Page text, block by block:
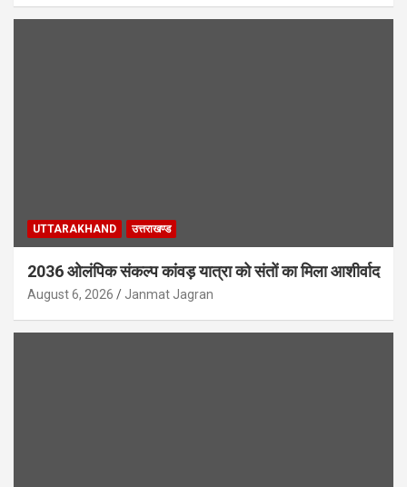
UTTARAKHAND उत्तराखण्ड
2036 ओलंपिक संकल्प कांवड़ यात्रा को संतों का मिला आशीर्वाद
August 6, 2026 Janmat Jagran